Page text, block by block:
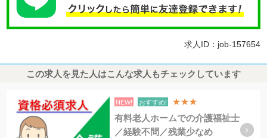
求人ID：job-157654
この求人を見た人はこんな求人もチェックしています
NEW! おすすめ! ★★★
有料老人ホームでの介護福祉士
／経験不問／残業少なめ